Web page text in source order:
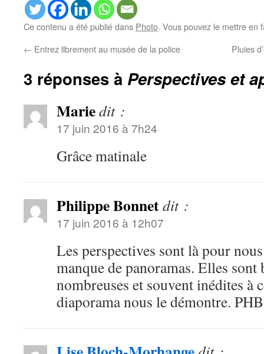
Ce contenu a été publié dans Photo. Vous pouvez le mettre en
← Entrez librement au musée de la police Pluies
3 réponses à Perspectives et
Mariedit :
17 juin 2016 à 7h24
Grâce matinale
Philippe Bonnetdit :
17 juin 2016 à 12h07
Les perspectives sont là pour
manque de panoramas. Elles sont
nombreuses et souvent inédites à
diaporama nous le démontre. PHB